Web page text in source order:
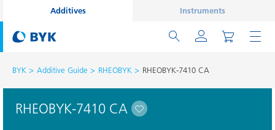
Additives Instruments
BYK Additive Guide RHEOBYK RHEOBYK-7410 CA
RHEOBYK-7410 CA